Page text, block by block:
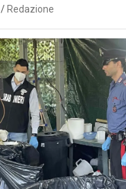
Redazione